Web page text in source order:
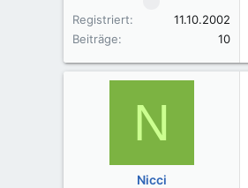
Registriert
11.10.2002
Beiträge
10
N
Nicci